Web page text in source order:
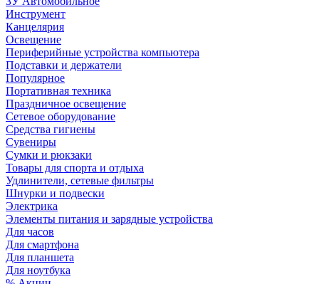
Инструмент
Канцелярия
Освещение
Периферийные устройства компьютера
Подставки и держатели
Популярное
Портативная техника
Праздничное освещение
Сетевое оборудование
Средства гигиены
Сувениры
Сумки и рюкзаки
Товары для спорта и отдыха
Удлинители, сетевые фильтры
Шнурки и подвески
Электрика
Элементы питания и зарядные устройства
Для часов
Для смартфона
Для планшета
Для ноутбука